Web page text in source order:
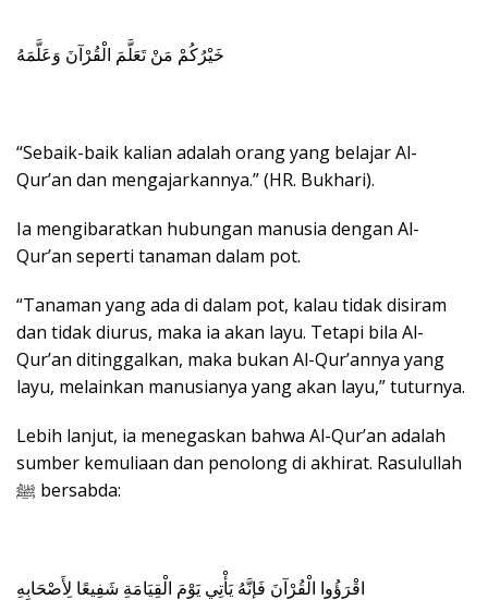
خَيْرُكُمْ مَنْ تَعَلَّمَ الْقُرْآنَ وَعَلَّمَهُ
“Sebaik-baik kalian adalah orang yang belajar Al-
Qur’an dan mengajarkannya.” (HR. Bukhari).
Ia mengibaratkan hubungan manusia dengan Al-
Qur’an seperti tanaman dalam pot.
“Tanaman yang ada di dalam pot, kalau tidak disiram
dan tidak diurus, maka ia akan layu. Tetapi bila Al-
Qur’an ditinggalkan, maka bukan Al-Qur’annya yang
layu, melainkan manusianya yang akan layu,” tuturnya.
Lebih lanjut, ia menegaskan bahwa Al-Qur’an adalah
sumber kemuliaan dan penolong di akhirat. Rasulullah
ﷺ bersabda:
اقْرَؤُوا الْقُرْآنَ فَإِنَّهُ يَأْتِي يَوْمَ الْقِيَامَةِ شَفِيعًا لِأَصْحَابِهِ